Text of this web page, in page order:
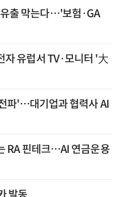
출 막는다…'보험·GA
유럽서 TV·모니터 '大
파'…대기업과 협력사 AI
RA 핀테크…AI 연금운용